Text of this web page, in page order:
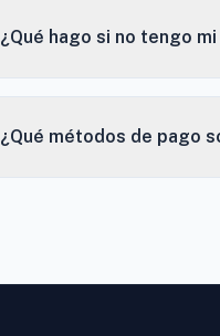
¿Qué hago si no tengo
¿Qué métodos de pago